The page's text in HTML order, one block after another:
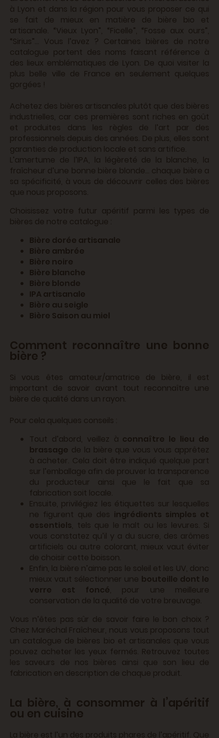
à Lyon et dans la région pour vous proposer ce qui
se fait de mieux en matière de bière bio et
artisanale. “Vieux Lyon”, “Ficelle”, “Fosse aux ours”,
“Sirius”... Vous l’avez ? Certaines bières de notre
catalogue portent des noms faisant référence à
des lieux emblématiques de Lyon. De quoi visiter la
plus belle ville de France en seulement quelques
gorgées !
Achetez des bières artisanales plutôt que des bières
industrielles, car ces premières sont riches en goût
et produites dans les règles de l’art par des
professionnels depuis des années. De plus, elles sont
garanties de production locale et sans artifice.
L’amertume de l’IPA, la légèreté de la blanche, la
fraîcheur d’une bonne bière blonde… chaque bière a
sa spécificité, à vous de découvrir celles des bières
que nous proposons.
Choisissez votre futur apéritif parmi les types de
bières de notre catalogue :
Bière dorée artisanale
Bière ambrée
Bière noire
Bière blanche
Bière blonde
IPA artisanale
Bière au seigle
Bière Saison au miel
Comment reconnaître une bonne
bière ?
Si vous êtes amateur/amatrice de bière, il est
important de savoir avant tout reconnaître une
bière de qualité dans un rayon.
Pour cela quelques conseils :
Tout d’abord, veillez à connaître le lieu de
brassage de la bière que vous vous apprêtez
à acheter. Cela doit être indiqué quelque part
sur l’emballage afin de prouver la transparence
du producteur ainsi que le fait que sa
fabrication soit locale.
Ensuite, privilégiez les étiquettes sur lesquelles
ne figurent que des ingrédients simples et
essentiels, tels que le malt ou les levures. Si
vous constatez qu’il y a du sucre, des arômes
artificiels ou autre colorant, mieux vaut éviter
de choisir cette boisson.
Enfin, la bière n’aime pas le soleil et les UV, donc
mieux vaut sélectionner une bouteille dont le
verre est foncé, pour une meilleure
conservation de la qualité de votre breuvage.
Vous n’êtes pas sûr de savoir faire le bon choix ?
Chez Maréchal Fraîcheur, nous vous proposons tout
un catalogue de bières bio et artisanales que vous
pouvez acheter les yeux fermés. Retrouvez toutes
les saveurs de nos bières ainsi que son lieu de
fabrication en description de chaque produit.
La bière, à consommer à l’apéritif
ou en cuisine
La bière est l’un des produits phares de l’apéritif. Que